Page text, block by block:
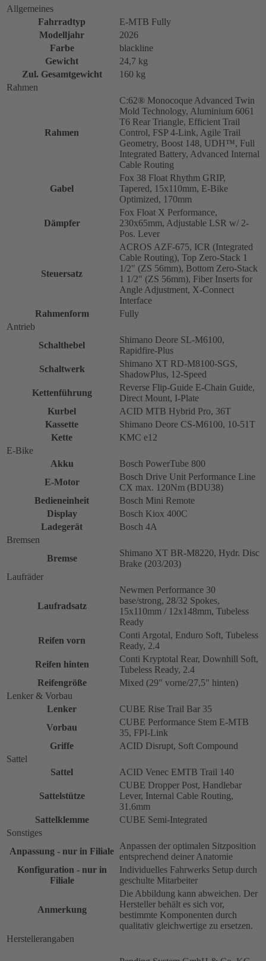
Allgemeines
Fahrradtyp
E-MTB Fully
Modelljahr
2026
Farbe
blackline
Gewicht
24,7 kg
Zul. Gesamtgewicht
160 kg
Rahmen
Rahmen
C:62® Monocoque Advanced Twin
Mold Technology, Aluminium 6061
T6 Rear Triangle, Efficient Trail
Control, FSP 4-Link, Agile Trail
Geometry, Boost 148, UDH™, Full
Integrated Battery, Advanced Internal
Cable Routing
Gabel
Fox 38 Float Rhythm GRIP,
Tapered, 15x110mm, E-Bike
Optimized, 170mm
Dämpfer
Fox Float X Performance,
230x65mm, Adjustable LSR w/ 2-
Pos. Lever
Steuersatz
ACROS AZF-675, ICR (Integrated
Cable Routing), Top Zero-Stack 1
1/2" (ZS 56mm), Bottom Zero-Stack
1 1/2" (ZS 56mm), Fiber Inserts for
Angle Adjustment, X-Connect
Interface
Rahmenform
Fully
Antrieb
Schalthebel
Shimano Deore SL-M6100,
Rapidfire-Plus
Schaltwerk
Shimano XT RD-M8100-SGS,
ShadowPlus, 12-Speed
Kettenführung
Reverse Flip-Guide E-Chain Guide,
Direct Mount, I-Plate
Kurbel
ACID MTB Hybrid Pro, 36T
Kassette
Shimano Deore CS-M6100, 10-51T
Kette
KMC e12
E-Bike
Akku
Bosch PowerTube 800
E-Motor
Bosch Drive Unit Performance Line
CX max. 120Nm (BDU38)
Bedieneinheit
Bosch Mini Remote
Display
Bosch Kiox 400C
Ladegerät
Bosch 4A
Bremsen
Bremse
Shimano XT BR-M8220, Hydr. Disc
Brake (203/203)
Laufräder
Laufradsatz
Newmen Performance 30
base/strong, 28/32 Spokes,
15x110mm / 12x148mm, Tubeless
Ready
Reifen vorn
Conti Argotal, Enduro Soft, Tubeless
Ready, 2.4
Reifen hinten
Conti Kryptotal Rear, Downhill Soft,
Tubeless Ready, 2.4
Reifengröße
Mixed (29" vorne/27,5" hinten)
Lenker & Vorbau
Lenker
CUBE Rise Trail Bar 35
Vorbau
CUBE Performance Stem E-MTB
35, FPI-Link
Griffe
ACID Disrupt, Soft Compound
Sattel
Sattel
ACID Venec EMTB Trail 140
Sattelstütze
CUBE Dropper Post, Handlebar
Lever, Internal Cable Routing,
31.6mm
Sattelklemme
CUBE Semi-Integrated
Sonstiges
Anpassung - nur in Filiale
Anpassen der optimalen Sitzposition
entsprechend deiner Anatomie
Konfiguration - nur in
Filiale
Individuelles Fahrwerks Setup durch
geschulte Mitarbeiter
Anmerkung
Die Abbildung kann abweichen. Der
Hersteller behält es sich vor,
bestimmte Komponenten durch
qualitativ gleichwertige zu ersetzen.
Herstellerangaben